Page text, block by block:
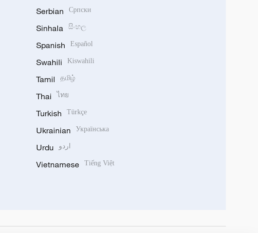
Serbian Српски
Sinhala සිංහල
Spanish Español
Swahili Kiswahili
Tamil தமிழ்
Thai ไทย
Turkish Türkçe
Ukrainian Українська
Urdu اردو
Vietnamese Tiếng Việt